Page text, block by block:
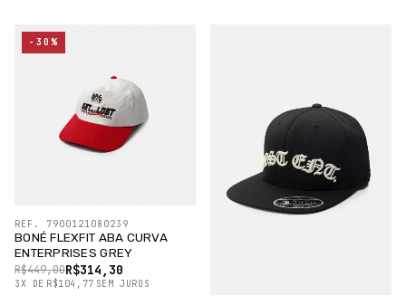
BONÉ FLEXFIT ABA CURVA
ENTERPRISES GREY
R$314,30
R$449,00
3X DE R$104,77 SEM JUROS
REF. 7900121080239
-30%